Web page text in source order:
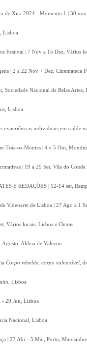
de Xira 2024 - Momento 1 | 30
Lisboa
Festival | 7 Nov a 15 Dez, Vários
| 2 a 22 Nov + Dez, Cinemateca
Nacional de Belas Artes,
Lisboa
experiências individuais em
Trás-os-Montes | 4 e 5 Out,
| 19 a 29 Set, Vila do Conde
E REDAÇÕES | 12-14 set,
Videoarte de Lisboa | 27 Ago a 1
Vários locais, Lisboa e Oeiras
Agosto, Aldeia de Valezim
Corpo rebelde, corpo vulnerável ,
Lisboa
29 Jun, Lisboa
Nacional, Lisboa
| 23 Abr - 5 Mai, Porto,